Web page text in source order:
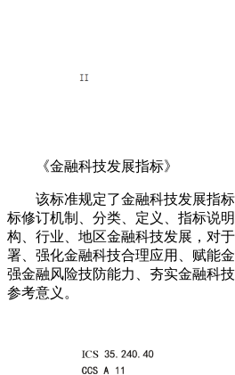
《金融科技发展指标》
该标准规定了金融科技发展指
标修订机制、分类、定义、指标说
构、行业、地区金融科技发展，对
署、强化金融科技合理应用、赋能
强金融风险技防能力、夯实金融科
参考意义。